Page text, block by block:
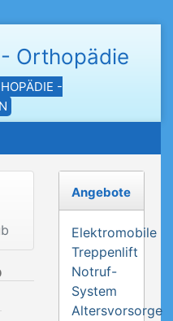
Orthopädie
-
Angebote
Elektromobile
Treppenlift
Notruf-
System
Altersvorsorge